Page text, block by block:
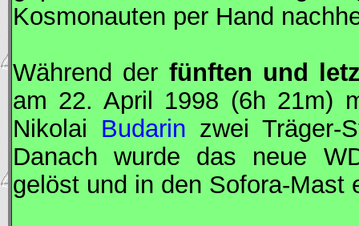
Kosmonauten per Hand
Während der fünften und
am 22. April 1998 (6h 21m)
Nikolai Budarin zwei Träger-
Danach wurde das neue
gelöst und in den Sofora-Mast